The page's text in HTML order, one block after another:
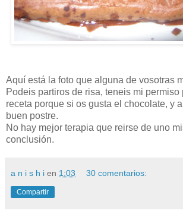
Aquí está la foto que alguna de vosotras
Podeis partiros de risa, teneis mi permiso
receta porque si os gusta el chocolate, y
buen postre.
No hay mejor terapia que reirse de uno
conclusión.
a n i s h i en 1:03 30 comentarios:
Compartir